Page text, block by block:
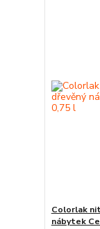
Colorlak
nábytek